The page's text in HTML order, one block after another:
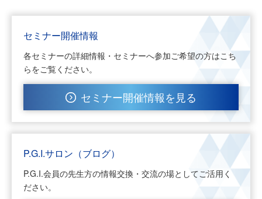
セミナー開催情報
各セミナーの詳細情報・セミナーへ参加ご希望の方はこち
らをご覧ください。
セミナー開催情報を見る
P.G.I.サロン（ブログ）
P.G.I.会員の先生方の情報交換・交流の場としてご活用く
ださい。